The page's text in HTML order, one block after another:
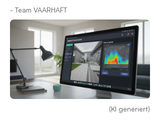
- Team VAARHAFT
(KI generiert)